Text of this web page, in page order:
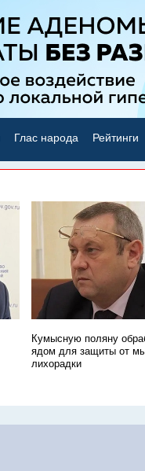
Глас народа Рейтинги
Кумысную поляну
ядом для защиты от
лихорадки